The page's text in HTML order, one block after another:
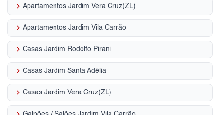
keyboard_arrow_right Apartamentos Jardim Vera Cruz(ZL)
keyboard_arrow_right Apartamentos Jardim Vila Carrão
keyboard_arrow_right Casas Jardim Rodolfo Pirani
keyboard_arrow_right Casas Jardim Santa Adélia
keyboard_arrow_right Casas Jardim Vera Cruz(ZL)